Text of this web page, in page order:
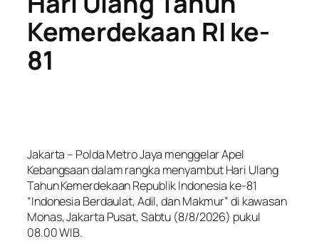
Kemerdekaan RI ke-
81
Jakarta – Polda Metro Jaya menggelar Apel
Kebangsaan dalam rangka menyambut Hari Ulang
Tahun Kemerdekaan Republik Indonesia ke-81
“Indonesia Berdaulat, Adil, dan Makmur” di kawasan
Monas, Jakarta Pusat, Sabtu (8/8/2026) pukul
08.00 WIB.